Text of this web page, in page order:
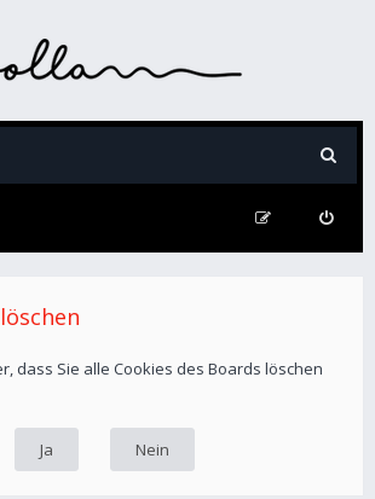
dass Sie alle Cookies des Boards löschen